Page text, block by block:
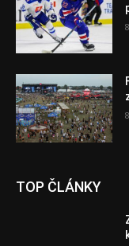
TOP ČLÁNKY